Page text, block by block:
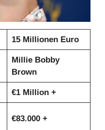
15 Millionen Euro
Millie Bobby
Brown
€1 Million +
€83.000 +